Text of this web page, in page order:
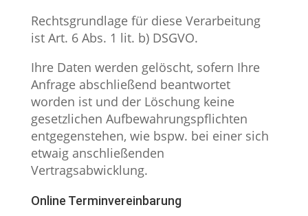
Rechtsgrundlage für diese Verarbeitung
ist Art. 6 Abs. 1 lit. b) DSGVO.
Ihre Daten werden gelöscht, sofern Ihre
Anfrage abschließend beantwortet
worden ist und der Löschung keine
gesetzlichen Aufbewahrungspflichten
entgegenstehen, wie bspw. bei einer sich
etwaig anschließenden
Vertragsabwicklung.
Online Terminvereinbarung